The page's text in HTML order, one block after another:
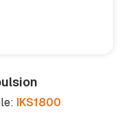
IKS1800